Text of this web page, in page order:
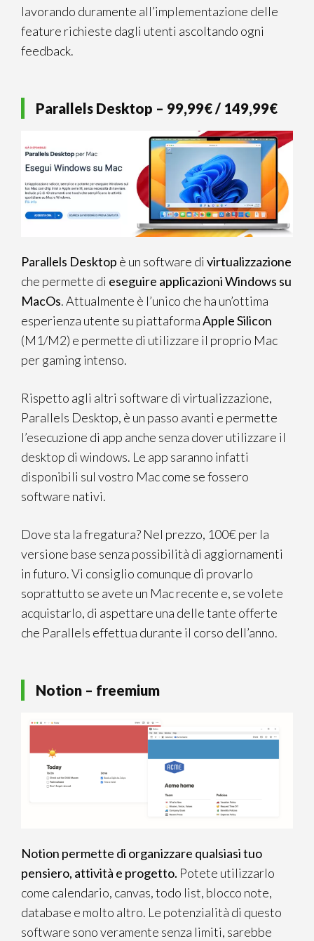
lavorando duramente all’implementazione delle
feature richieste dagli utenti ascoltando ogni
feedback.
Parallels Desktop – 99,99€ / 149,99€
Parallels Desktop è un software di virtualizzazione
che permette di eseguire applicazioni Windows su
MacOs. Attualmente è l’unico che ha un’ottima
esperienza utente su piattaformaApple Silicon
(M1/M2) e permette di utilizzare il proprio Mac
per gaming intenso.
Rispetto agli altri software di virtualizzazione,
Parallels Desktop, è un passo avanti e permette
l’esecuzione di app anche senza dover utilizzare il
desktop di windows. Le app saranno infatti
disponibili sul vostro Mac come se fossero
software nativi.
Dove sta la fregatura? Nel prezzo, 100€ per la
versione base senza possibilità di aggiornamenti
in futuro. Vi consiglio comunque di provarlo
soprattutto se avete un Mac recente e, se volete
acquistarlo, di aspettare una delle tante offerte
che Parallels effettua durante il corso dell’anno.
Notion – freemium
Notion permette di organizzare qualsiasi tuo
pensiero, attività e progetto. Potete utilizzarlo
come calendario, canvas, todo list, blocco note,
database e molto altro. Le potenzialità di questo
software sono veramente senza limiti, sarebbe